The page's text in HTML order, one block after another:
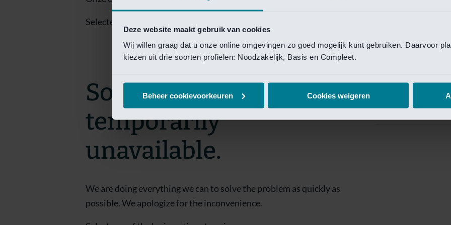
Deze website maakt gebruik van cookies
Wij willen graag dat u onze online omgevingen zo goed mogelijk kunt gebruiken. Daarvoor
kiezen uit drie soorten profielen: Noodzakelijk, Basis en Compleet.
Beheer cookievoorkeuren Cookies weigeren
Van Lanschot
Selecteer een van de login opties om toegang te krijgen.
Sorry! This page is
temporarily
unavailable.
We are doing everything we can to solve the problem as quickly as
possible. We apologize for the inconvenience.